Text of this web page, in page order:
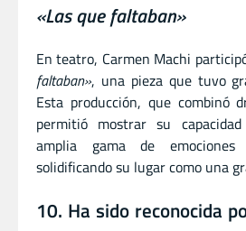
«Las que faltaban»
En teatro, Carmen Machi
faltaban», una pieza que tuvo
Esta producción, que combinó
permitió mostrar su
amplia gama de
solidificando su lugar como una
10. Ha sido reconocida